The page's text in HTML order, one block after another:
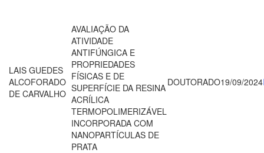
LAIS GUEDES
ALCOFORADO
DE CARVALHO
AVALIAÇÃO DA
ATIVIDADE
ANTIFÚNGICA E
PROPRIEDADES
FÍSICAS E DE
SUPERFÍCIE DA RESINA
ACRÍLICA
TERMOPOLIMERIZÁVEL
INCORPORADA COM
NANOPARTÍCULAS DE
PRATA
DOUTORADO19/09/2024